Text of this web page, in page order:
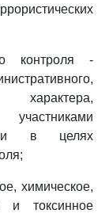
контроля -
в целях
химическое,
и токсинное